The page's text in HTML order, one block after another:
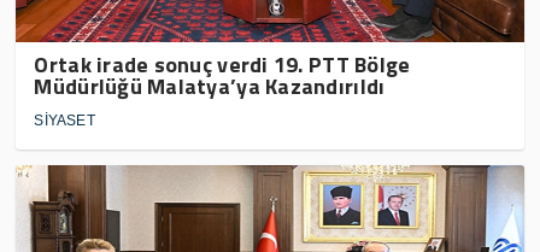
Ortak irade sonuç verdi 19. PTT Bölge
Müdürlüğü Malatya’ya Kazandırıldı
SİYASET